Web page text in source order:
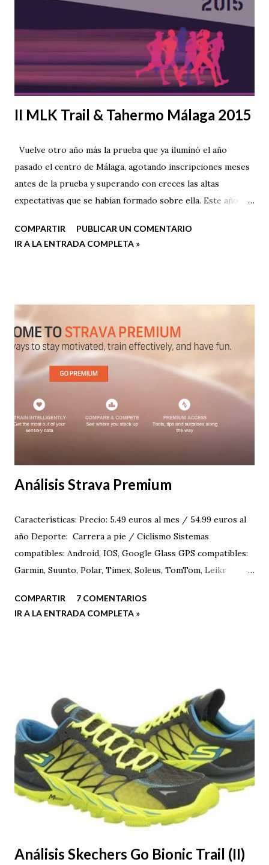
II MLK Trail & Tahermo Málaga 2015
Vuelve otro año más la prueba que ya iluminó el año
pasado el centro de Málaga, agotando inscripciones meses
antes de la prueba y superando con creces las altas
expectativas que se habían formado sobre ella. Este año el
I MLK Trail afrontamos 566 metros de desnivel acumulado
COMPARTIR
PUBLICAR UN COMENTARIO
IR A LA ENTRADA COMPLETA »
Análisis Strava Premium
Características: Precio: 5.49 euros al mes / 54.99 euros al
año Deporte: Carrera a pie / Ciclismo Sistemas
compatibles: Android, IOS, Google Glass GPS compatibles:
Garmin, Suunto, Polar, Timex, Soleus, TomTom, Leikr
COMPARTIR
7 COMENTARIOS
IR A LA ENTRADA COMPLETA »
Análisis Skechers Go Bionic Trail (II)